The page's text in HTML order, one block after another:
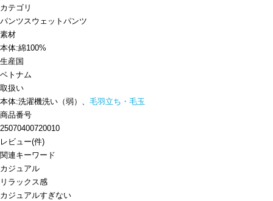
カテゴリ
パンツスウェットパンツ
素材
本体:綿100%
生産国
ベトナム
取扱い
本体:洗濯機洗い（弱）、 毛羽立ち・毛玉
商品番号
25070400720010
レビュー(件)
関連キーワード
カジュアル
リラックス感
カジュアルすぎない